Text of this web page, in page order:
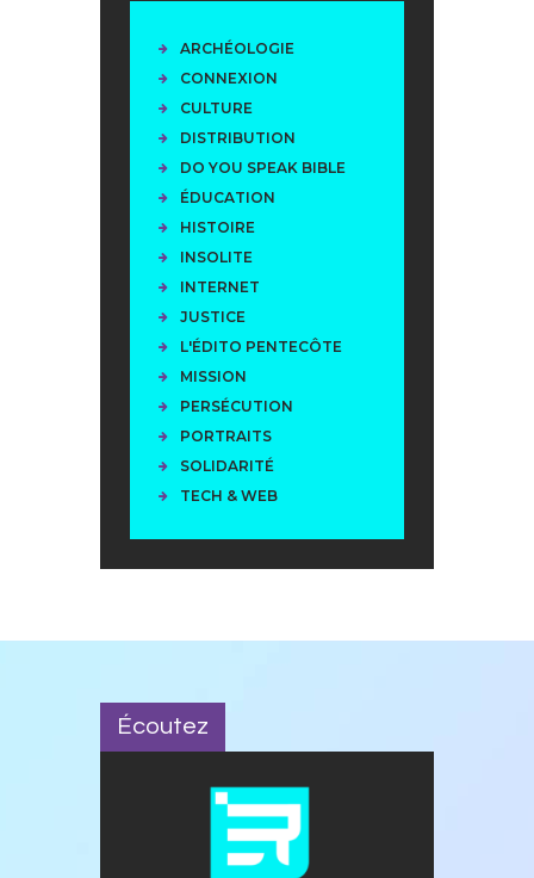
ARCHÉOLOGIE
CONNEXION
CULTURE
DISTRIBUTION
DO YOU SPEAK BIBLE
ÉDUCATION
HISTOIRE
INSOLITE
INTERNET
JUSTICE
L'ÉDITO PENTECÔTE
MISSION
PERSÉCUTION
PORTRAITS
SOLIDARITÉ
TECH & WEB
Écoutez